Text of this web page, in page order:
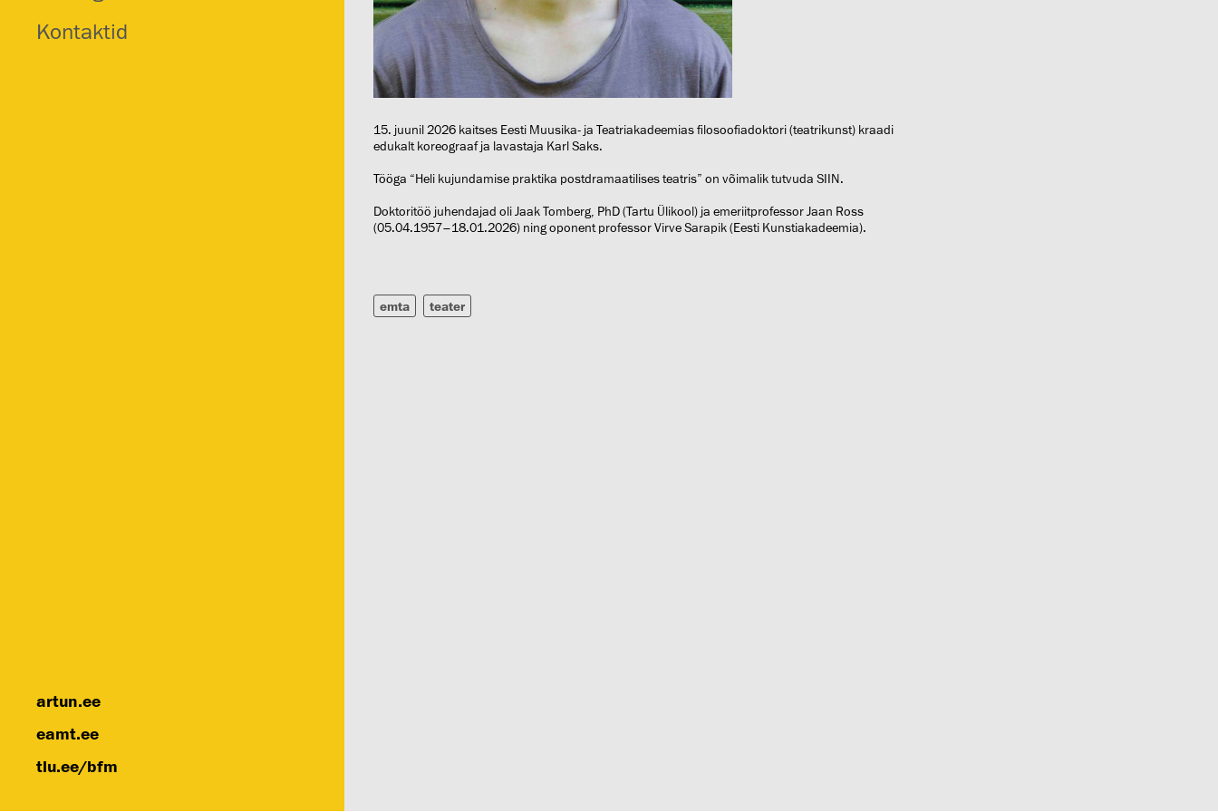
Kontaktid
artun.ee
eamt.ee
tlu.ee/bfm
15. juunil 2026 kaitses Eesti Muusika- ja Teatriakadeemias filosoofiadoktori (teatrikunst) kraadi
edukalt koreograaf ja lavastaja Karl Saks.
Tööga “Heli kujundamise praktika postdramaatilises teatris” on võimalik tutvuda SIIN.
Doktoritöö juhendajad oli Jaak Tomberg, PhD (Tartu Ülikool) ja emeriitprofessor Jaan Ross
(05.04.1957–18.01.2026) ning oponent professor Virve Sarapik (Eesti Kunstiakadeemia).
emta teater